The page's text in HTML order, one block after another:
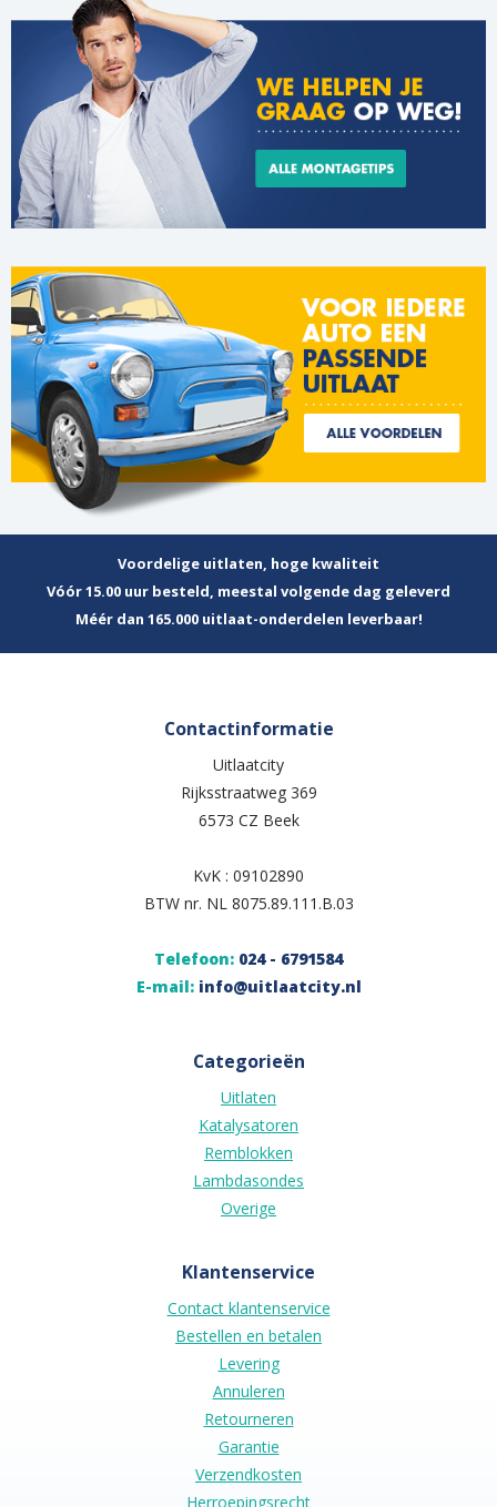
Voordelige uitlaten, hoge kwaliteit
Vóór 15.00 uur besteld, meestal volgende dag geleverd
Méér dan 165.000 uitlaat-onderdelen leverbaar!
Contactinformatie
Uitlaatcity
Rijksstraatweg 369
6573 CZ Beek
KvK : 09102890
BTW nr. NL 8075.89.111.B.03
Telefoon: 024 - 6791584
E-mail: info@uitlaatcity.nl
Categorieën
Uitlaten
Katalysatoren
Remblokken
Lambdasondes
Overige
Klantenservice
Contact klantenservice
Bestellen en betalen
Levering
Annuleren
Retourneren
Garantie
Verzendkosten
Herroepingsrecht